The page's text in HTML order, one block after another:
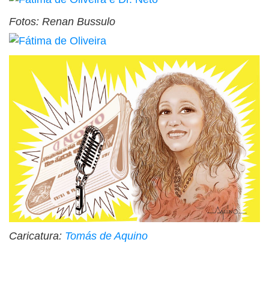
Fotos: Renan Bussulo
Caricatura: Tomás de Aquino